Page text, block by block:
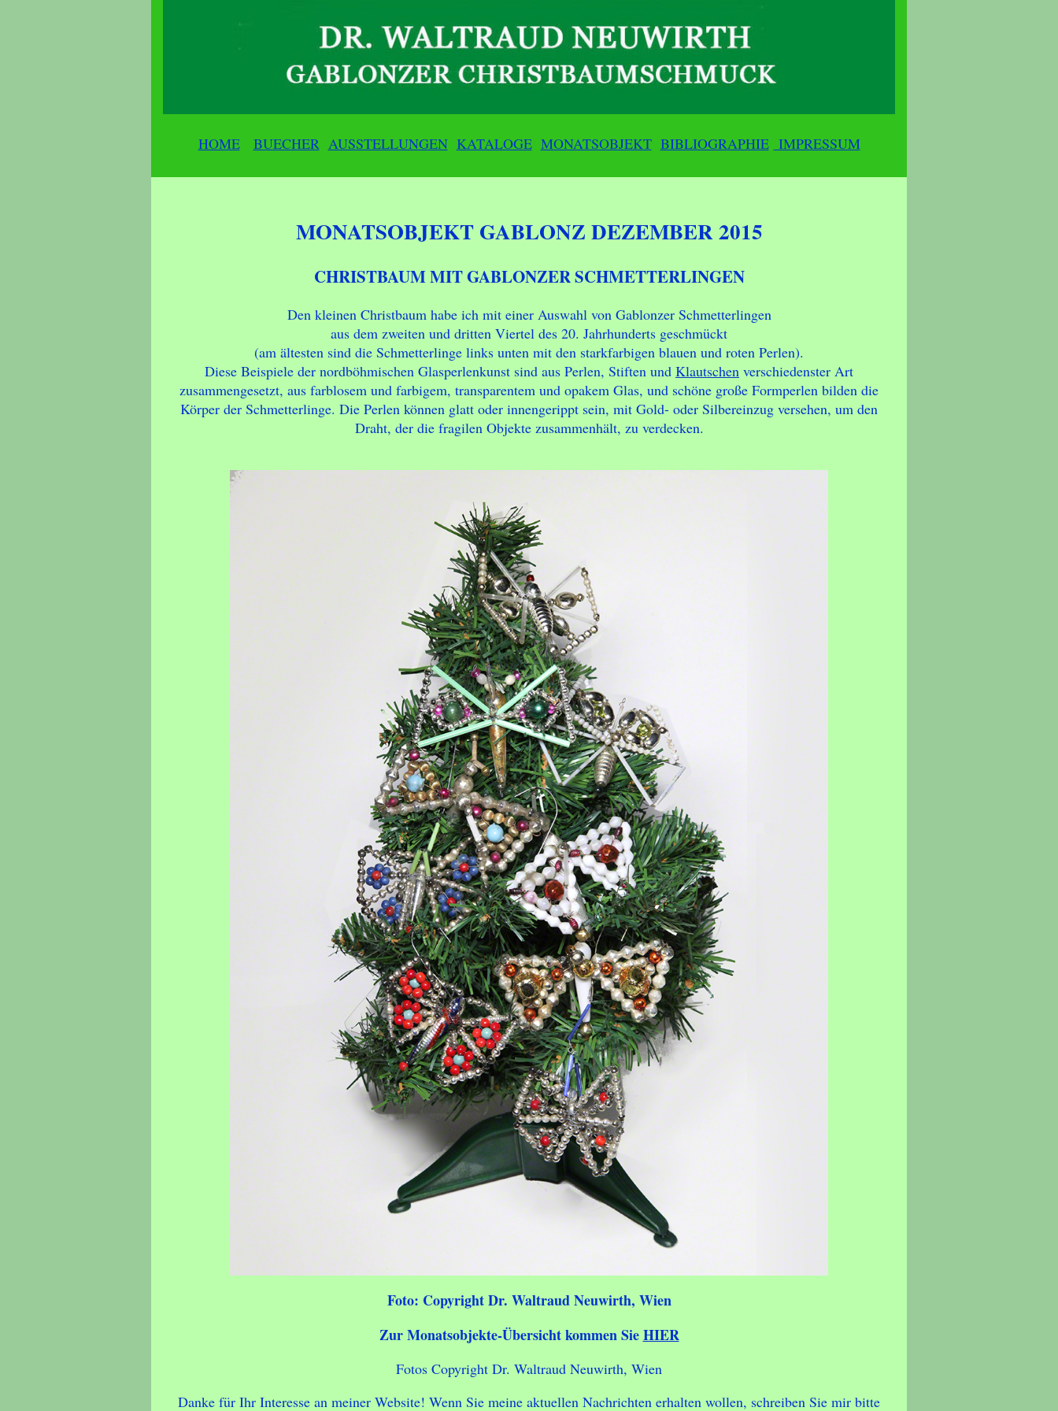
HOME BUECHER AUSSTELLUNGEN KATALOGE MONATSOBJEKT BIBLIOGRAPHIE IMPRESSUM
MONATSOBJEKT GABLONZ DEZEMBER 2015
CHRISTBAUM MIT GABLONZER SCHMETTERLINGEN
Den kleinen Christbaum habe ich mit einer Auswahl von Gablonzer Schmetterlingen
aus dem zweiten und dritten Viertel des 20. Jahrhunderts geschmückt
(am ältesten sind die Schmetterlinge links unten mit den starkfarbigen blauen und roten Perlen).
Diese Beispiele der nordböhmischen Glasperlenkunst sind aus Perlen, Stiften und Klautschen verschiedenster Art
zusammengesetzt, aus farblosem und farbigem, transparentem und opakem Glas, und schöne große Formperlen bilden die
Körper der Schmetterlinge. Die Perlen können glatt oder innengerippt sein, mit Gold- oder Silbereinzug versehen, um den
Draht, der die fragilen Objekte zusammenhält, zu verdecken.
Foto: Copyright Dr. Waltraud Neuwirth, Wien
Zur Monatsobjekte-Übersicht kommen SieHIER
Fotos Copyright Dr. Waltraud Neuwirth, Wien
Danke für Ihr Interesse an meiner Website! Wenn Sie meine aktuellen Nachrichten erhalten wollen, schreiben Sie mir bitte